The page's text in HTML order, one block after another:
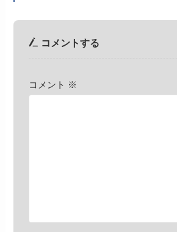
コメントする
コメント ※